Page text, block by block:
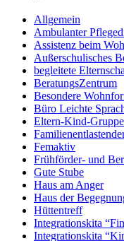
Allgemein
Ambulanter
Assistenz beim
Außerschulisches
begleitete
BeratungsZentrum
Besondere
Büro Leichte
Eltern-Kind-
Femaktiv
Frühförder- und
Gute Stube
Haus am Anger
Haus der
Hüttentreff
Integrationskita
Integrationskita